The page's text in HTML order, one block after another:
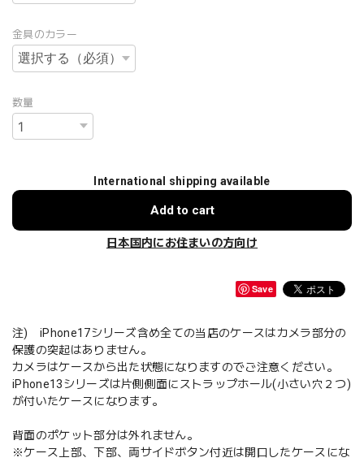
金具のカラー
数量
International shipping available
Add to cart
日本国内にお住まいの方向け
Save
注) iPhone17シリーズ含め全ての当店のケースはカメラ部分の
保護の突起はありません。
カメラはケースから出た状態になりますのでご注意ください。
iPhone13シリーズは片側側面にストラップホール(小さい穴２つ)
が付いたケースになります。
背面のポケット部分は外れません。
※ケース上部、下部、両サイドボタン付近は開口したケースにな